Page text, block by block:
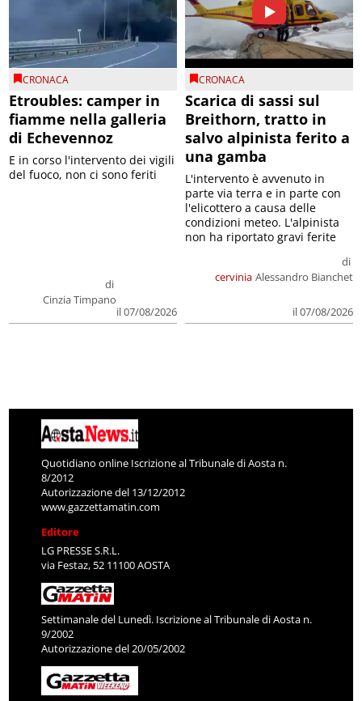
CRONACA
Etroubles: camper in
fiamme nella galleria
di Echevennoz
di
Cinzia Timpano
il 07/08/2026
E in corso l'intervento dei vigili
del fuoco, non ci sono feriti
CRONACA
Scarica di sassi sul
Breithorn, tratto in
salvo alpinista ferito a
una gamba
cervinia
di
Alessandro Bianchet
il 07/08/2026
L'intervento è avvenuto in
parte via terra e in parte con
l'elicottero a causa delle
condizioni meteo. L'alpinista
non ha riportato gravi ferite
Quotidiano online Iscrizione al Tribunale di Aosta n.
8/2012
Autorizzazione del 13/12/2012
www.gazzettamatin.com
Editore
LG PRESSE S.R.L.
via Festaz, 52 11100 AOSTA
Settimanale del Lunedì. Iscrizione al Tribunale di Aosta n.
9/2002
Autorizzazione del 20/05/2002